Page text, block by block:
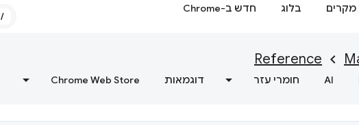
מקרים בלוג חדש ב-Chrome
/
Reference
AI חומרי עזר דוגמאות Chrome Web Store